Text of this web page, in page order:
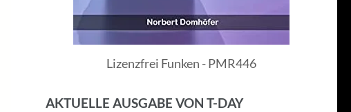
Lizenzfrei Funken - PMR446
AKTUELLE AUSGABE VON T-DAY